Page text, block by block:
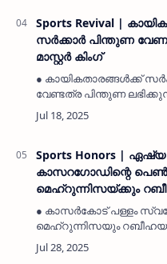
Sports Revival |
സർക്കാർ പിന്തുണ
മാസ്റ്റർ കിംഗ്
● കായികതാരങ്ങൾക്ക്
വേണ്ടത്ര പിന്തുണ
ഗ്രാമപഞ്ചായത്ത്
ഉൾപ്പെടുത്തണം.● പുതിയ
മാത്ര…
Sports Honors | ഏഷ്യ
കാസറഗോഡിന്റെ
മെഹ്റുന്നിസയ്ക്കും
തളങ്കരയുടെ ബിഗ്
● കാസർകോട് പള്ളം
മെഹ്റുന്നിസയും
തളങ്കരയാണ് താരങ്ങളെ
പരീക്ഷാ വിജയികളെയും